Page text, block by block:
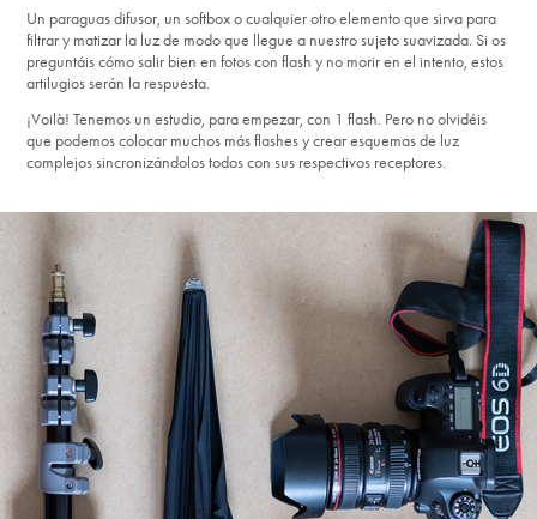
Un paraguas difusor, un softbox o cualquier otro elemento que sirva para
filtrar y matizar la luz de modo que llegue a nuestro sujeto suavizada. Si os
preguntáis cómo salir bien en fotos con flash y no morir en el intento, estos
artilugios serán la respuesta.
¡Voilà! Tenemos un estudio, para empezar, con 1 flash. Pero no olvidéis
que podemos colocar muchos más flashes y crear esquemas de luz
complejos sincronizándolos todos con sus respectivos receptores.